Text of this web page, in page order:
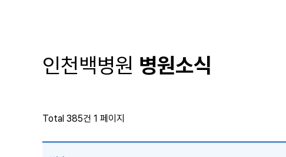
인천백병원 병원소식
Total 385건 1 페이지